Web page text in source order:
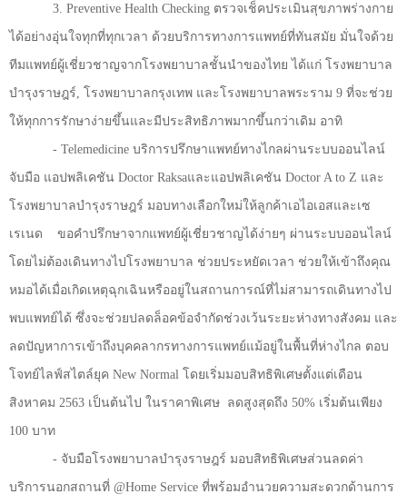
3. Preventive Health Checking ตรวจเช็คประเมินสุขภาพร่างกาย
ได้อย่างอุ่นใจทุกที่ทุกเวลา ด้วยบริการทางการแพทย์ที่ทันสมัย มั่นใจด้วย
ทีมแพทย์ผู้เชี่ยวชาญจากโรงพยาบาลชั้นนำของไทย ได้แก่ โรงพยาบาล
บำรุงราษฎร์ โรงพยาบาลกรุงเทพ และโรงพยาบาลพระราม 9 ที่จะช่วย
ให้ทุกการรักษาง่ายขึ้นและมีประสิทธิภาพมากขึ้นกว่าเดิม อาทิ
- Telemedicine บริการปรึกษาแพทย์ทางไกลผ่านระบบออนไลน์
จับมือ แอปพลิเคชัน Doctor Raksaและแอปพลิเคชัน Doctor A to Z และ
โรงพยาบาลบำรุงราษฎร์ มอบทางเลือกใหม่ให้ลูกค้าเอไอเอสและเซ
เรเนด ขอคำปรึกษาจากแพทย์ผู้เชี่ยวชาญได้ง่ายๆ ผ่านระบบออนไลน์
โดยไม่ต้องเดินทางไปโรงพยาบาล ช่วยประหยัดเวลา ช่วยให้เข้าถึงคุณ
หมอได้เมื่อเกิดเหตุฉุกเฉินหรืออยู่ในสถานการณ์ที่ไม่สามารถเดินทางไป
พบแพทย์ได้ ซึ่งจะช่วยปลดล็อคข้อจำกัดช่วงเว้นระยะห่างทางสังคม และ
ลดปัญหาการเข้าถึงบุคคลากรทางการแพทย์แม้อยู่ในพื้นที่ห่างไกล ตอบ
โจทย์ไลฟ์สไตล์ยุค New Normal โดยเริ่มมอบสิทธิพิเศษตั้งแต่เดือน
สิงหาคม 2563 เป็นต้นไป ในราคาพิเศษ ลดสูงสุดถึง 50% เริ่มต้นเพียง
100 บาท
- จับมือโรงพยาบาลบำรุงราษฎร์ มอบสิทธิพิเศษส่วนลดค่า
บริการนอกสถานที่ @Home Service ที่พร้อมอำนวยความสะดวกด้านการ